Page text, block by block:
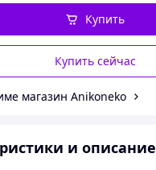
Купить сейчас
Купить
магазин Anikoneko
и описание